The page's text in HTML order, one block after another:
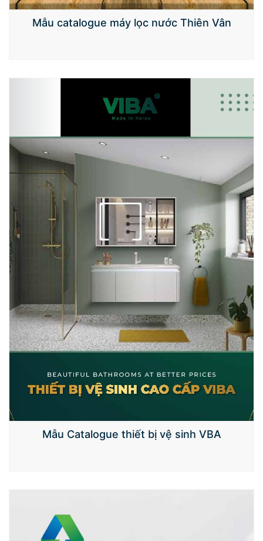
Mẫu catalogue máy lọc nước Thiên Vân
Mẫu Catalogue thiết bị vệ sinh VBA